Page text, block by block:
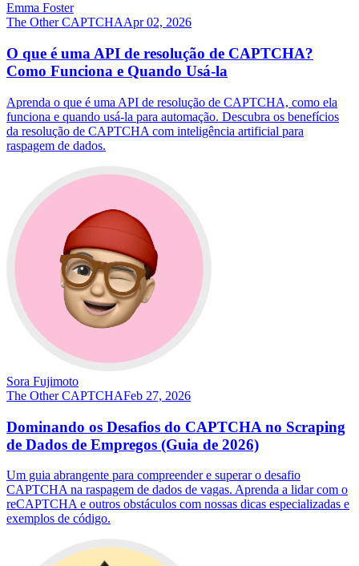
Emma Foster
The Other CAPTCHAApr 02, 2026
O que é uma API de resolução de CAPTCHA?
Como Funciona e Quando Usá-la
Aprenda o que é uma API de resolução de CAPTCHA, como ela
funciona e quando usá-la para automação. Descubra os benefícios
da resolução de CAPTCHA com inteligência artificial para
raspagem de dados.
Sora Fujimoto
The Other CAPTCHAFeb 27, 2026
Dominando os Desafios do CAPTCHA no Scraping
de Dados de Empregos (Guia de 2026)
Um guia abrangente para compreender e superar o desafio
CAPTCHA na raspagem de dados de vagas. Aprenda a lidar com o
reCAPTCHA e outros obstáculos com nossas dicas especializadas e
exemplos de código.